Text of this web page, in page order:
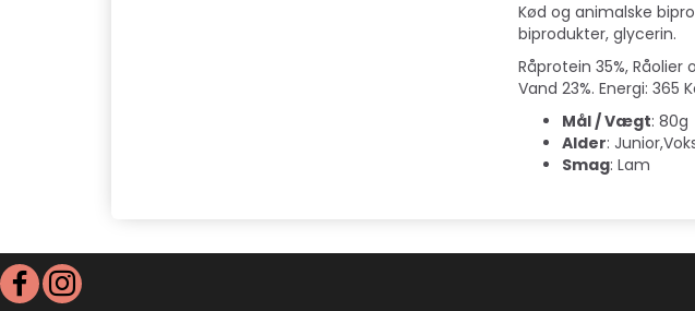
Kød og animalske
biprodukter, glycerin.
Råprotein 35%, Råolier
Vand 23%. Energi: 365
Mål / Vægt: 80g
Alder:
Smag: Lam